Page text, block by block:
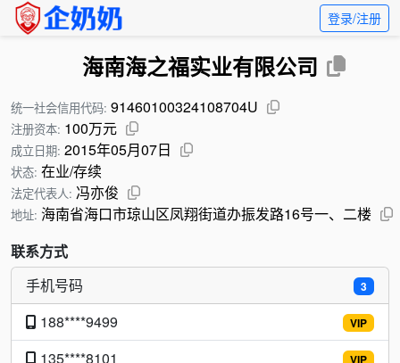
登录/注册
海南海之福实业有限公司
统一社会信用代码: 91460100324108704U
注册资本: 100万元
成立日期: 2015年05月07日
状态: 在业/存续
法定代表人: 冯亦俊
地址: 海南省海口市琼山区凤翔街道办振发路16号一、二楼
联系方式
3
手机号码
VIP
188****9499
VIP
135****8101